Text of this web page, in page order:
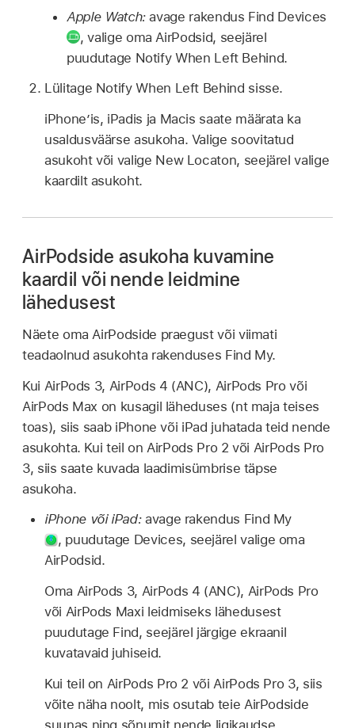
Apple Watch:avage rakendus Find Devices
,valige oma AirPodsid, seejärel
puudutage Notify When Left Behind.
Lülitage Notify When Left Behind sisse.
iPhone’is, iPadis ja Macis saate määrata ka
usaldusväärse asukoha. Valige soovitatud
asukoht või valige New Locaton, seejärel valige
kaardilt asukoht.
AirPodside asukoha kuvamine
kaardil või nende leidmine
lähedusest
Näete oma AirPodside praegust või viimati
teadaolnud asukohta rakenduses Find My.
Kui AirPods 3, AirPods 4 (ANC), AirPods Pro või
AirPods Max on kusagil läheduses (nt maja teises
toas), siis saab iPhone või iPad juhatada teid nende
asukohta. Kui teil on AirPods Pro 2 või AirPods Pro
3, siis saate kuvada laadimisümbrise täpse
asukoha.
iPhone või iPad: avage rakendus Find My
, puudutage Devices, seejärel valige oma
AirPodsid.
Oma AirPods 3, AirPods 4 (ANC), AirPods Pro
või AirPods Maxi leidmiseks lähedusest
puudutage Find, seejärel järgige ekraanil
kuvatavaid juhiseid.
Kui teil on AirPods Pro 2 või AirPods Pro 3, siis
võite näha noolt, mis osutab teie AirPodside
suunas ning sõnumit nende ligikaudse